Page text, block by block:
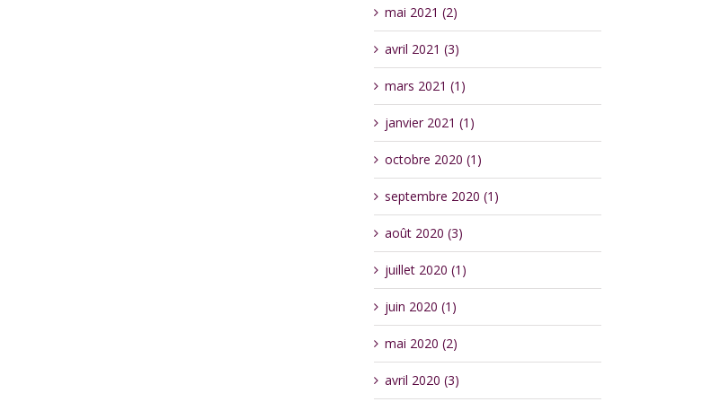
mai 2021 (2)
avril 2021 (3)
mars 2021 (1)
janvier 2021 (1)
octobre 2020 (1)
septembre 2020 (1)
août 2020 (3)
juillet 2020 (1)
juin 2020 (1)
mai 2020 (2)
avril 2020 (3)